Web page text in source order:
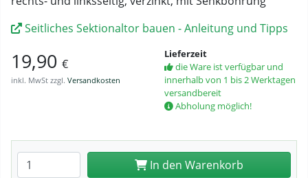
Seitliches Sektionaltor bauen - Anleitung und Tipps
19,90 €
inkl. MwSt zzgl. Versandkosten
Lieferzeit
die Ware ist verfügbar und
innerhalb von 1 bis 2 Werktagen
versandbereit
Abholung möglich!
Anzahl eingeben In den Warenkorb